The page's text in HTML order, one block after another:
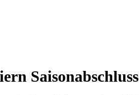
Saisonabschluss